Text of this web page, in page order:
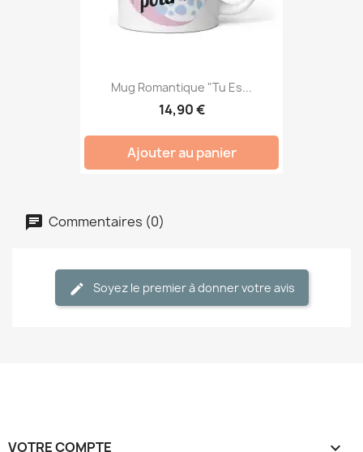
Mug Romantique "Tu Es...
14,90 €
Ajouter au panier
Commentaires (0)
Soyez le premier à donner votre avis
VOTRE COMPTE 